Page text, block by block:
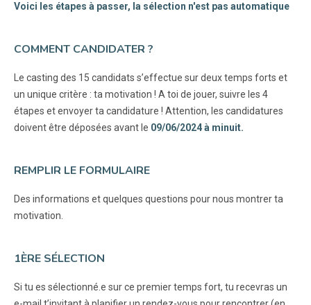
Voici les étapes à passer, la sélection n'est pas automatique
COMMENT CANDIDATER ?
Le casting des 15 candidats s’effectue sur deux temps forts et
un unique critère : ta motivation ! A toi de jouer, suivre les 4
étapes et envoyer ta candidature ! Attention, les candidatures
doivent être déposées avant le 09/06/2024 à minuit.
REMPLIR LE FORMULAIRE
Des informations et quelques questions pour nous montrer ta
motivation.
1ÈRE SÉLECTION
Si tu es sélectionné.e sur ce premier temps fort, tu recevras un